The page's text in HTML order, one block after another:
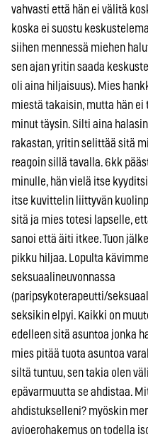
vahvasti että hän ei välitä
koska ei suostu
siihen mennessä miehen
sen ajan yritin saada
oli aina hiljaisuus). Mies
miestä takaisin, mutta hän
minut täysin. Silti aina
rakastan, yritin selittää sitä
reagoin sillä tavalla. 6kk
minulle, hän vielä itse
itse kuvittelin liittyvän
sitä ja mies totesi lapselle,
sanoi että äiti itkee. Tuon
pikku hiljaa. Lopulta
seksuaalineuvonnassa
(paripsykoterapeutti/
seksikin elpyi. Kaikki on
edelleen sitä asuntoa jonka
mies pitää tuota asuntoa
siltä tuntuu, sen takia olen
epävarmuutta se ahdistaa.
ahdistukselleni? myöskin
avioerohakemus on todella